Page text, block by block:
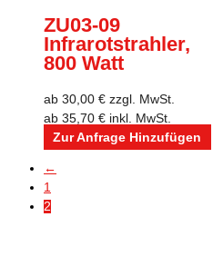
ZU03-09
Infrarotstrahler,
800 Watt
ab 30,00 € zzgl. MwSt.
ab 35,70 € inkl. MwSt.
Zur Anfrage Hinzufügen
←
1
2